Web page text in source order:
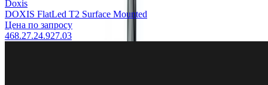
Doxis
DOXIS FlatLed T2 Surface Mounted
Цена по запросу
468.27.24.927.03